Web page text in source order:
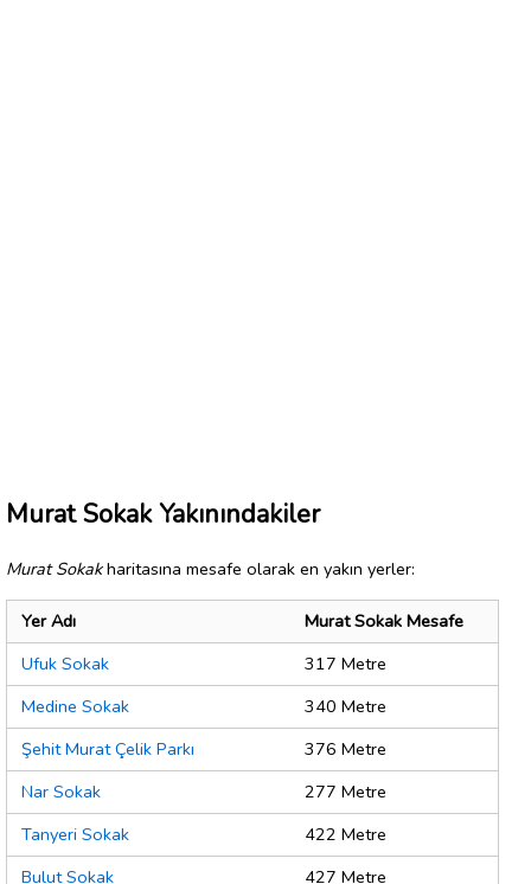
Murat Sokak Yakınındakiler
Murat Sokakharitasına mesafe olarak en yakın yerler:
Yer Adı
Murat Sokak Mesafe
Ufuk Sokak
317 Metre
Medine Sokak
340 Metre
Şehit Murat Çelik Parkı
376 Metre
Nar Sokak
277 Metre
Tanyeri Sokak
422 Metre
Bulut Sokak
427 Metre